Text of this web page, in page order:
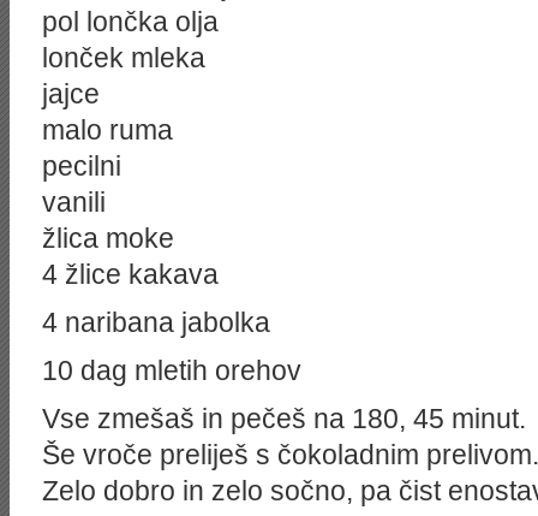
pol lončka olja
lonček mleka
jajce
malo ruma
pecilni
vanili
žlica moke
4 žlice kakava
4 naribana jabolka
10 dag mletih orehov
Vse zmešaš in pečeš na 180, 45 minut.
Še vroče preliješ s čokoladnim prelivom.
Zelo dobro in zelo sočno, pa čist